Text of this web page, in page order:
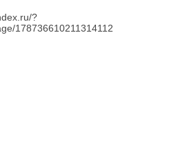
?
178736610211314112